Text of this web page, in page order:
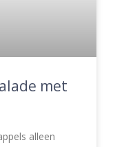
met
alleen